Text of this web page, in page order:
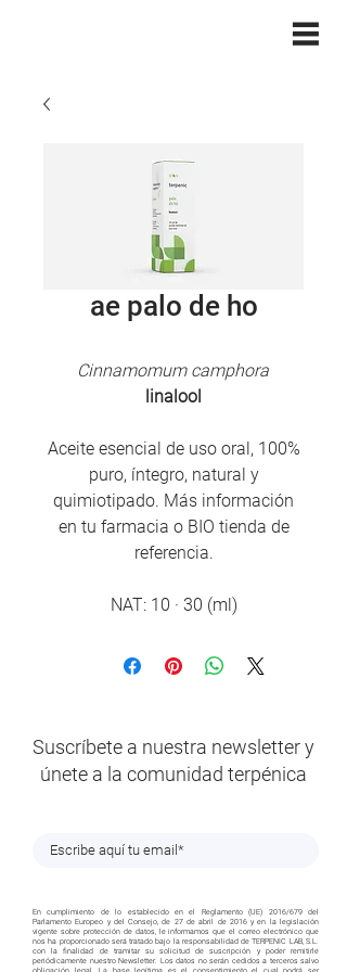
ae palo de ho
Cinnamomum camphora
linalool
Aceite esencial de uso oral, 100%
puro, íntegro, natural y
quimiotipado. Más información
en tu farmacia o BIO tienda de
referencia.
NAT: 10 · 30 (ml)
Suscríbete a nuestra newsletter y
únete a la comunidad terpénica
En cumplimiento de lo establecido en el Reglamento (UE) 2016/679 del
Parlamento Europeo y del Consejo, de 27 de abril de 2016 y en la legislación
vigente sobre protección de datos, le informamos que el correo electrónico que
nos ha proporcionado será tratado bajo la responsabilidad de TERPENIC LAB, S.L.
con la finalidad de tramitar su solicitud de suscripción y poder remitirle
periódicamente nuestro Newsletter. Los datos no serán cedidos a terceros salvo